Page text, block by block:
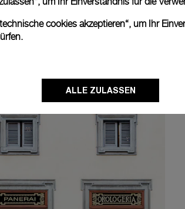
cookies akzeptieren“, um Ihr
ALLE ZULASSEN